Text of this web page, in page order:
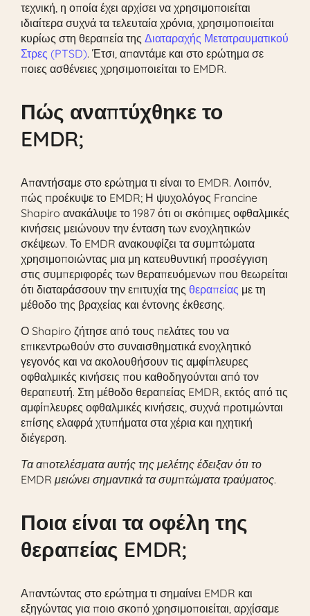
τεχνική, η οποία έχει αρχίσει να χρησιμοποιείται
ιδιαίτερα συχνά τα τελευταία χρόνια, χρησιμοποιείται
κυρίως στη θεραπεία της Διαταραχής Μετατραυματικού
Στρες (PTSD). Έτσι, απαντάμε και στο ερώτημα σε
ποιες ασθένειες χρησιμοποιείται το EMDR.
Πώς αναπτύχθηκε το
EMDR;
Απαντήσαμε στο ερώτημα τι είναι το EMDR. Λοιπόν,
πώς προέκυψε το EMDR; Η ψυχολόγος Francine
Shapiro ανακάλυψε το 1987 ότι οι σκόπιμες οφθαλμικές
κινήσεις μειώνουν την ένταση των ενοχλητικών
σκέψεων. Το EMDR ανακουφίζει τα συμπτώματα
χρησιμοποιώντας μια μη κατευθυντική προσέγγιση
στις συμπεριφορές των θεραπευόμενων που θεωρείται
ότι διαταράσσουν την επιτυχία της θεραπείας με τη
μέθοδο της βραχείας και έντονης έκθεσης.
Ο Shapiro ζήτησε από τους πελάτες του να
επικεντρωθούν στο συναισθηματικά ενοχλητικό
γεγονός και να ακολουθήσουν τις αμφίπλευρες
οφθαλμικές κινήσεις που καθοδηγούνται από τον
θεραπευτή. Στη μέθοδο θεραπείας EMDR, εκτός από τις
αμφίπλευρες οφθαλμικές κινήσεις, συχνά προτιμώνται
επίσης ελαφρά χτυπήματα στα χέρια και ηχητική
διέγερση.
Τα αποτελέσματα αυτής της μελέτης έδειξαν ότι το
EMDR μειώνει σημαντικά τα συμπτώματα τραύματος.
Ποια είναι τα οφέλη της
θεραπείας EMDR;
Απαντώντας στο ερώτημα τι σημαίνει EMDR και
εξηγώντας για ποιο σκοπό χρησιμοποιείται, αρχίσαμε